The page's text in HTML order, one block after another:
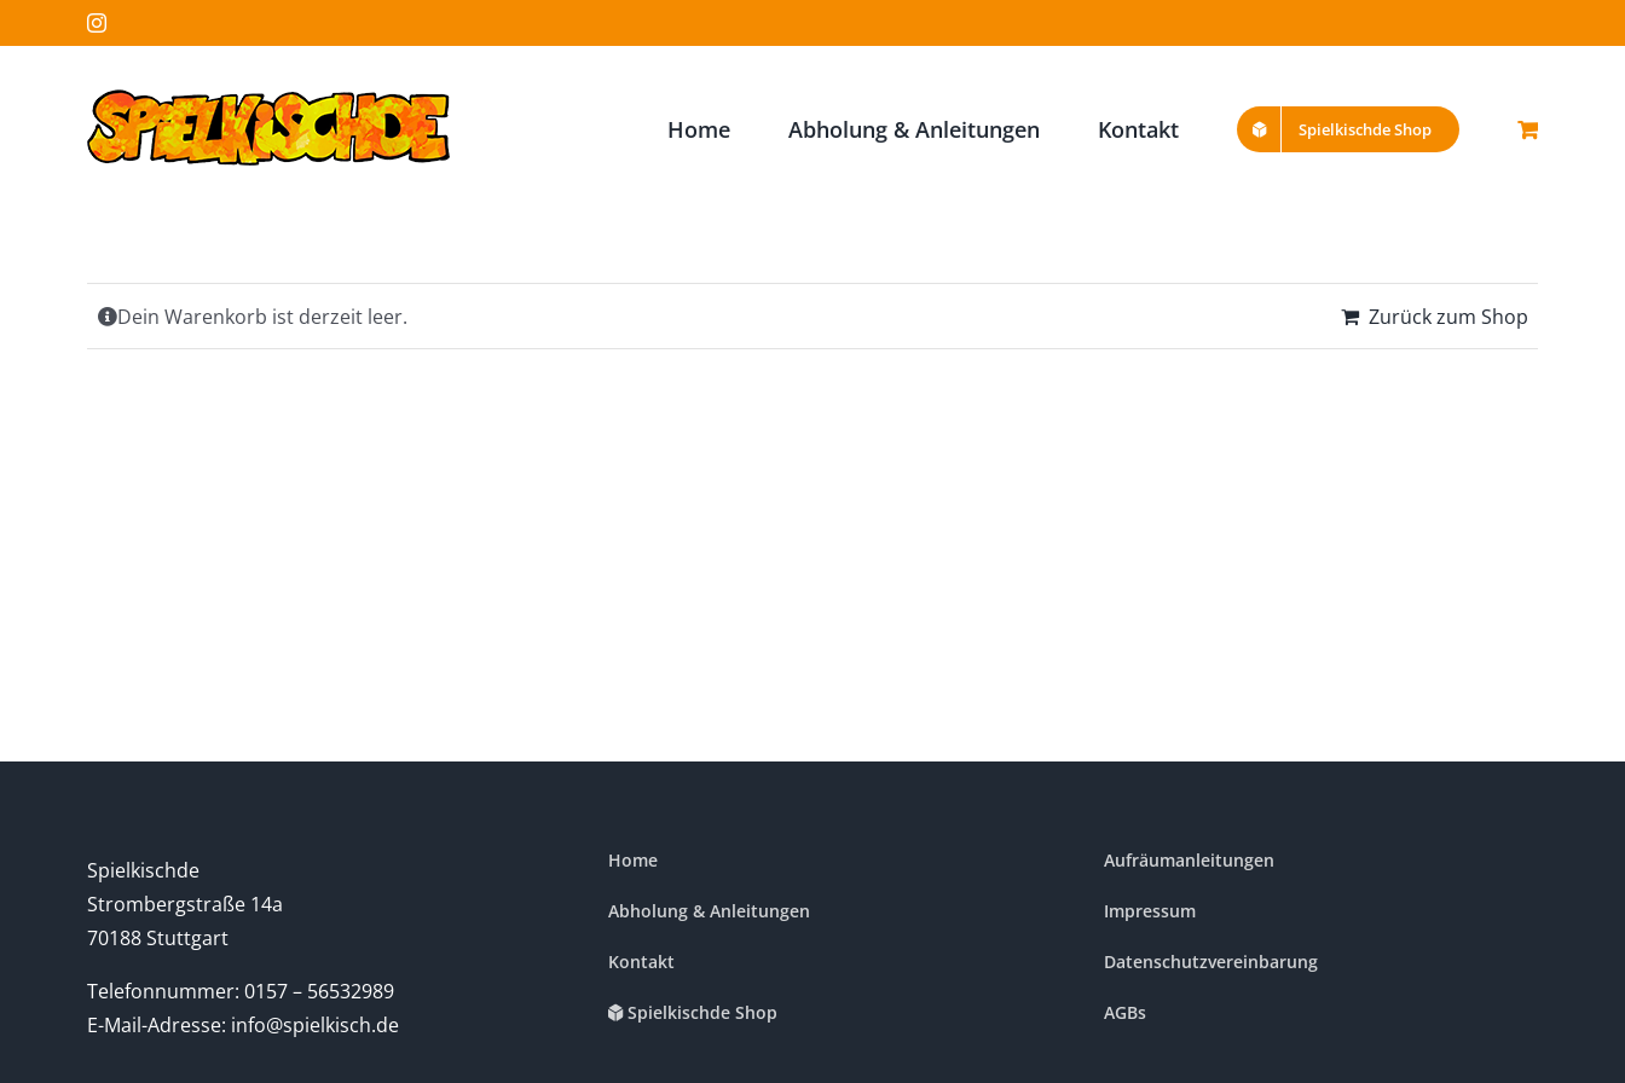
Inhalt
Instagram
Home Abholung & Anleitungen Kontakt Spielkischde Shop
Dein Warenkorb ist derzeit leer. Zurück zum Shop
Spielkischde
Strombergstraße 14a
70188 Stuttgart
Telefonnummer: 0157 – 56532989
E-Mail-Adresse: info@spielkisch.de
Home
Abholung & Anleitungen
Kontakt
Spielkischde Shop
Aufräumanleitungen
Impressum
Datenschutzvereinbarung
AGBs